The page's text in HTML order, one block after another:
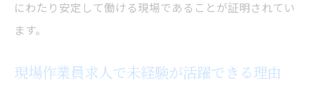
にわたり安定して働ける現場であることが証明されてい
ます。
現場作業員求人で未経験が活躍できる理由